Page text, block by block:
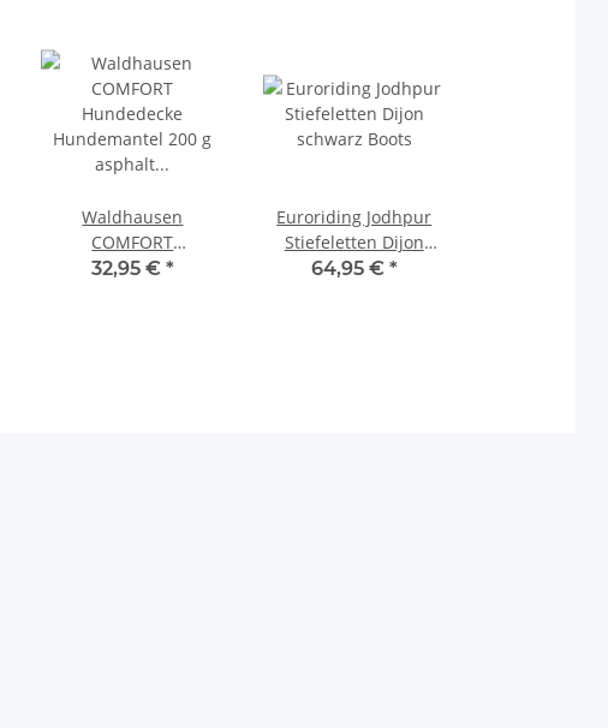
Waldhausen
COMFORT
Hundedecke
32,95 € *
Euroriding Jodhpur
Stiefeletten Dijon
schwarz Boots
64,95 € *